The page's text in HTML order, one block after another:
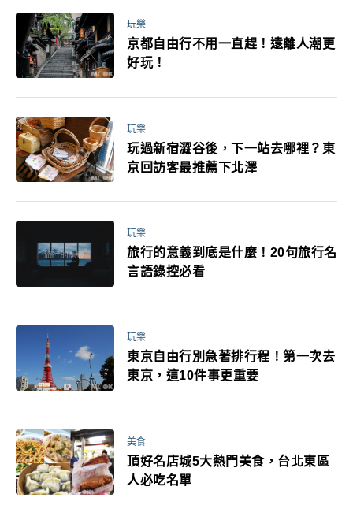
玩樂
京都自由行不用一直趕！遠離人潮更
好玩！
玩樂
玩過新宿澀谷後，下一站去哪裡？東
京回訪客最推薦下北澤
玩樂
旅行的意義到底是什麼！20句旅行名
言語錄控必看
玩樂
東京自由行別急著排行程！第一次去
東京，這10件事更重要
美食
頂好名店城5大熱門美食，台北東區
人必吃名單